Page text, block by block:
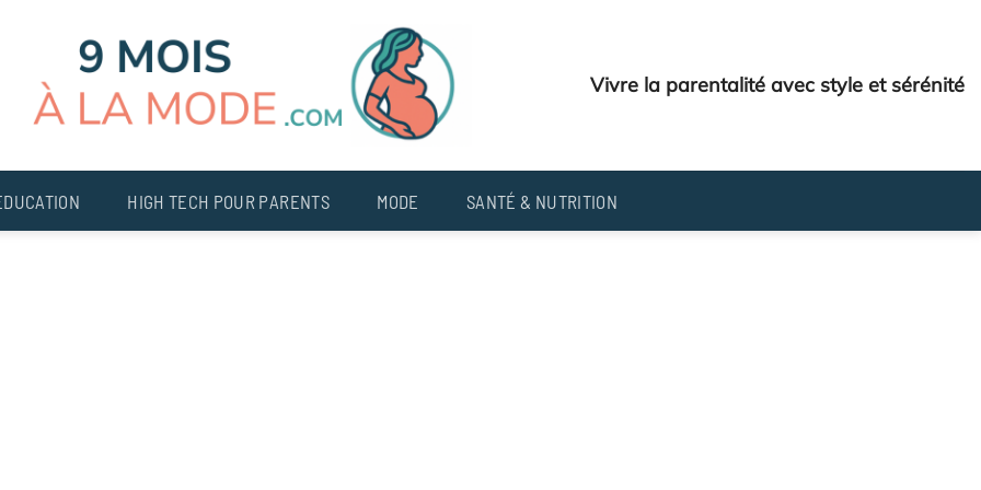
Vivre la parentalité avec style et sérénité
HIGH TECH POUR PARENTS MODE SANTÉ & NUTRITION